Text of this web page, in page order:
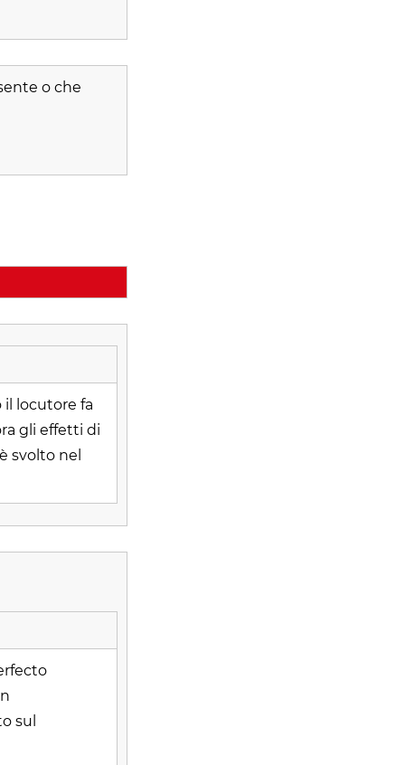
o che
locutore fa
gli effetti di
svolto nel
sul